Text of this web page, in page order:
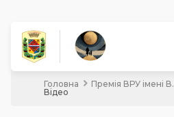
Премія ВРУ імені В.
Головна
Премія ВРУ імені
Відео